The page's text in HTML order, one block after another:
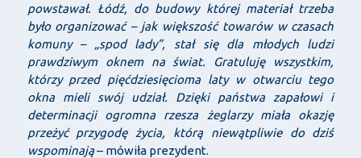
powstawał. Łódź, do budowy której materiał trzeba
było organizować – jak większość towarów w czasach
komuny – „spod lady”, stał się dla młodych ludzi
prawdziwym oknem na świat. Gratuluję wszystkim,
którzy przed pięćdziesięcioma laty w otwarciu tego
okna mieli swój udział. Dzięki państwa zapałowi i
determinacji ogromna rzesza żeglarzy miała okazję
przeżyć przygodę życia, którą niewątpliwie do dziś
wspominają– mówiła prezydent.